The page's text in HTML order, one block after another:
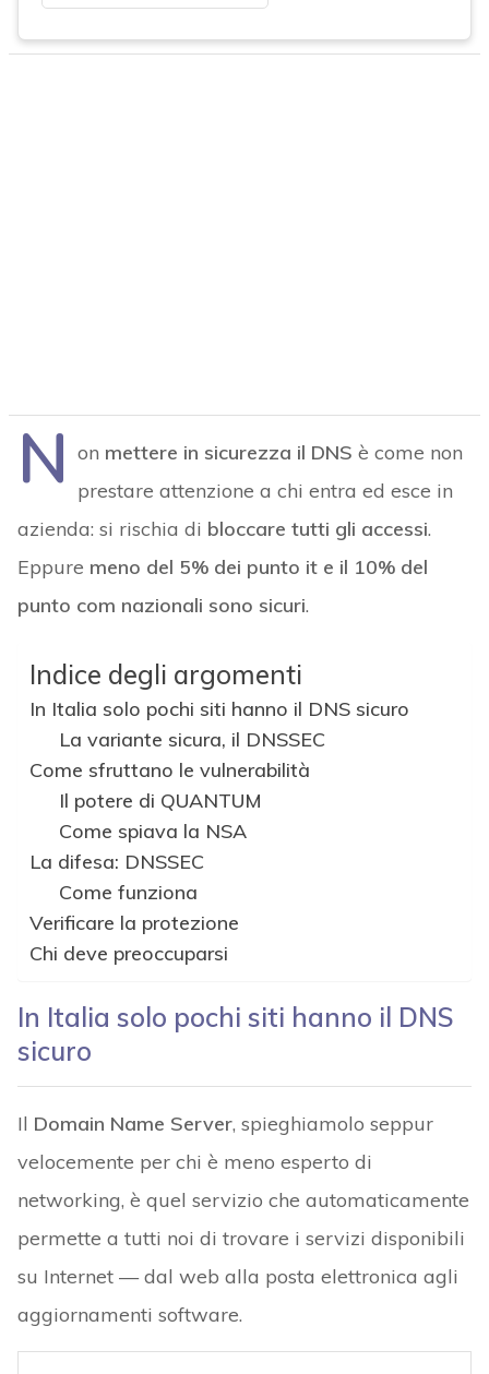
N on mettere in sicurezza il DNS è come non
prestare attenzione a chi entra ed esce in
azienda: si rischia di bloccare tutti gli accessi.
Eppure meno del 5% dei punto it e il 10% del
punto com nazionali sono sicuri.
Indice degli argomenti
In Italia solo pochi siti hanno il DNS sicuro
La variante sicura, il DNSSEC
Come sfruttano le vulnerabilità
Il potere di QUANTUM
Come spiava la NSA
La difesa: DNSSEC
Come funziona
Verificare la protezione
Chi deve preoccuparsi
In Italia solo pochi siti hanno il DNS
sicuro
Il Domain Name Server, spieghiamolo seppur
velocemente per chi è meno esperto di
networking, è quel servizio che automaticamente
permette a tutti noi di trovare i servizi disponibili
su Internet — dal web alla posta elettronica agli
aggiornamenti software.